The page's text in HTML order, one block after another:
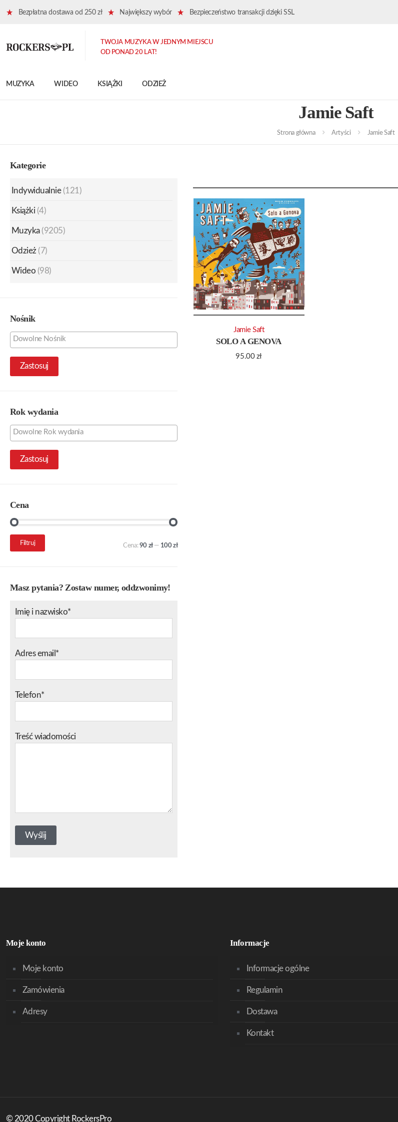
Bezpłatna dostawa od 250 zł Największy wybór Bezpieczeństwo transakcji dzięki SSL
MUZYKA WIDEO KSIĄŻKI ODZIEŻ
TWOJA MUZYKA W JEDNYM MIEJSCU
OD PONAD 20 LAT!
Jamie Saft
Strona główna Artyści Jamie Saft
SOLO A GENOVA
95.00 zł
Jamie Saft
Kategorie
Indywidualnie (121)
Książki (4)
Muzyka (9205)
Odzież (7)
Wideo (98)
Nośnik
Zastosuj
Rok wydania
Zastosuj
Cena
Cena
min.
Cena
maks.
Filtruj Cena:90 zł— 100 zł
Masz pytania? Zostaw numer, oddzwonimy!
Imię i nazwisko*
Adres email*
Telefon*
Treść wiadomości
Moje konto
Moje konto
Zamówienia
Adresy
Informacje
Informacje ogólne
Regulamin
Dostawa
Kontakt
© 2020 Copyright RockersPro